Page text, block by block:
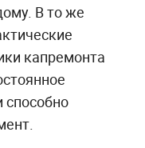
В то же
капремонта
способно